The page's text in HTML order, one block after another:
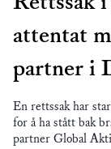
attentat
partner i
En rettssak har
for å ha stått bak
partner Global